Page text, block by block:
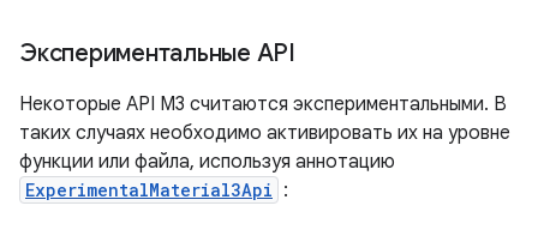
Экспериментальные API
Некоторые API M3 считаются экспериментальными. В
таких случаях необходимо активировать их на уровне
функции или файла, используя аннотацию
ExperimentalMaterial3Api :